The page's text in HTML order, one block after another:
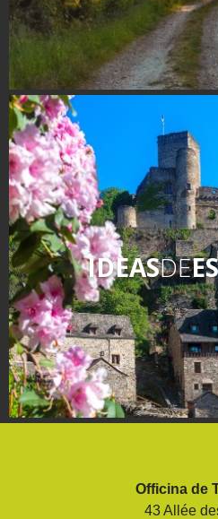
IDEASDE
Officina de
43 Allée